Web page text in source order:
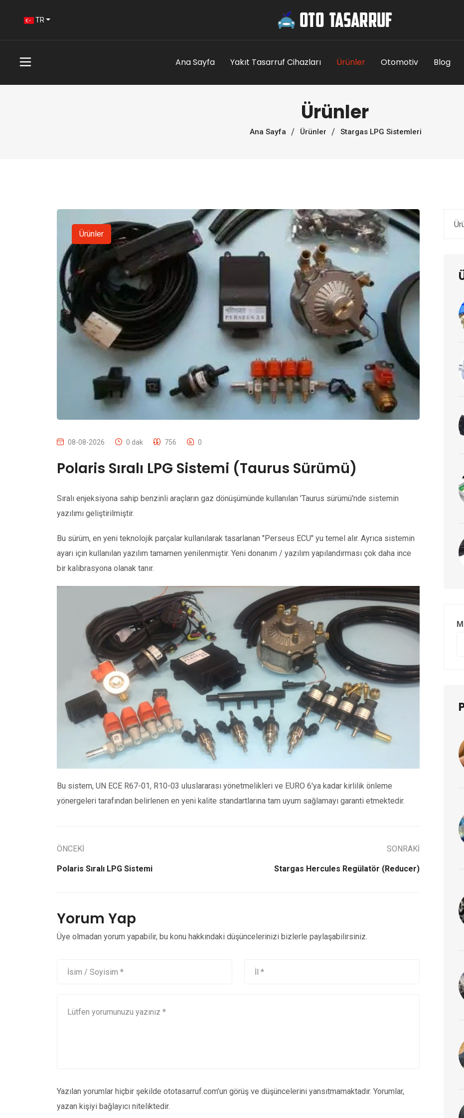
TR
Ana Sayfa Yakıt Tasarruf Cihazları Ürünler Otomotiv Blog
Ürünler
Ana Sayfa Ürünler Stargas LPG Sistemleri
Ürünler
08-08-2026 0 dak 756 0
Polaris Sıralı LPG Sistemi (Taurus Sürümü)
Sıralı enjeksiyona sahip benzinli araçların gaz dönüşümünde kullanılan 'Taurus sürümü'nde sistemin
yazılımı geliştirilmiştir.
Bu sürüm, en yeni teknolojik parçalar kullanılarak tasarlanan "Perseus ECU" yu temel alır. Ayrıca sistemin
ayarı için kullanılan yazılım tamamen yenilenmiştir. Yeni donanım / yazılım yapılandırması çok daha ince
bir kalibrasyona olanak tanır.
Bu sistem, UN ECE R67-01, R10-03 uluslararası yönetmelikleri ve EURO 6'ya kadar kirlilik önleme
yönergeleri tarafından belirlenen en yeni kalite standartlarına tam uyum sağlamayı garanti etmektedir.
ÖNCEKİ
Polaris Sıralı LPG Sistemi
SONRAKİ
Stargas Hercules Regülatör (Reducer)
Yorum Yap
Üye olmadan yorum yapabilir, bu konu hakkındaki düşüncelerinizi bizlerle paylaşabilirsiniz.
Yazılan yorumlar hiçbir şekilde ototasarruf.com’un görüş ve düşüncelerini yansıtmamaktadır. Yorumlar,
yazan kişiyi bağlayıcı niteliktedir.